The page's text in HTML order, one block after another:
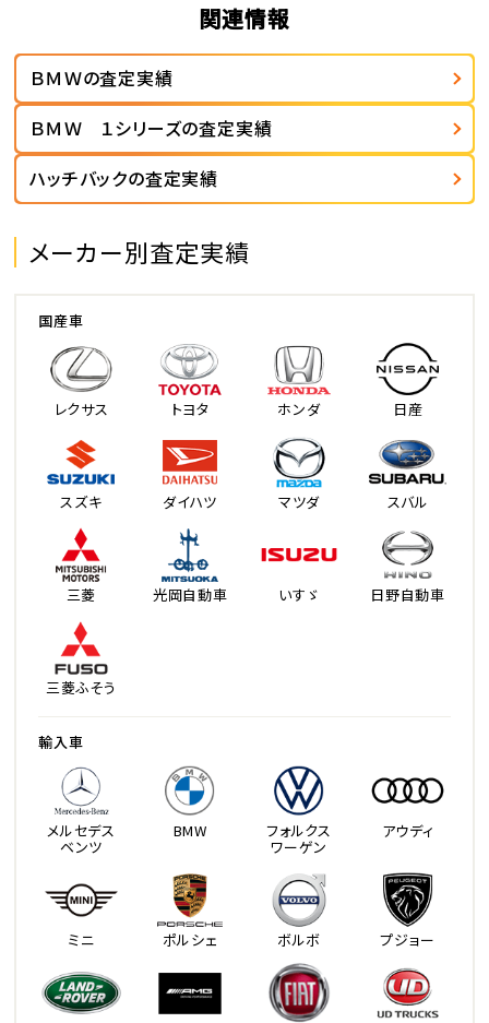
関連情報
ＢＭＷの査定実績
ＢＭＷ １シリーズの査定実績
ハッチバックの査定実績
メーカー別査定実績
国産車
レクサス トヨタ ホンダ 日産
スズキ ダイハツ マツダ スバル
三菱 光岡自動車 いすゞ 日野自動車
三菱ふそう
輸入車
メルセデス
ベンツ
BMW フォルクス
ワーゲン
アウディ
ミニ ポルシェ ボルボ プジョー